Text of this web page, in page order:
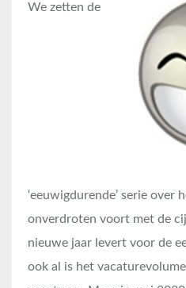
We zetten de
‘eeuwigdurende’ serie
onverdroten voort met de
nieuwe jaar levert voor de
ook al is het